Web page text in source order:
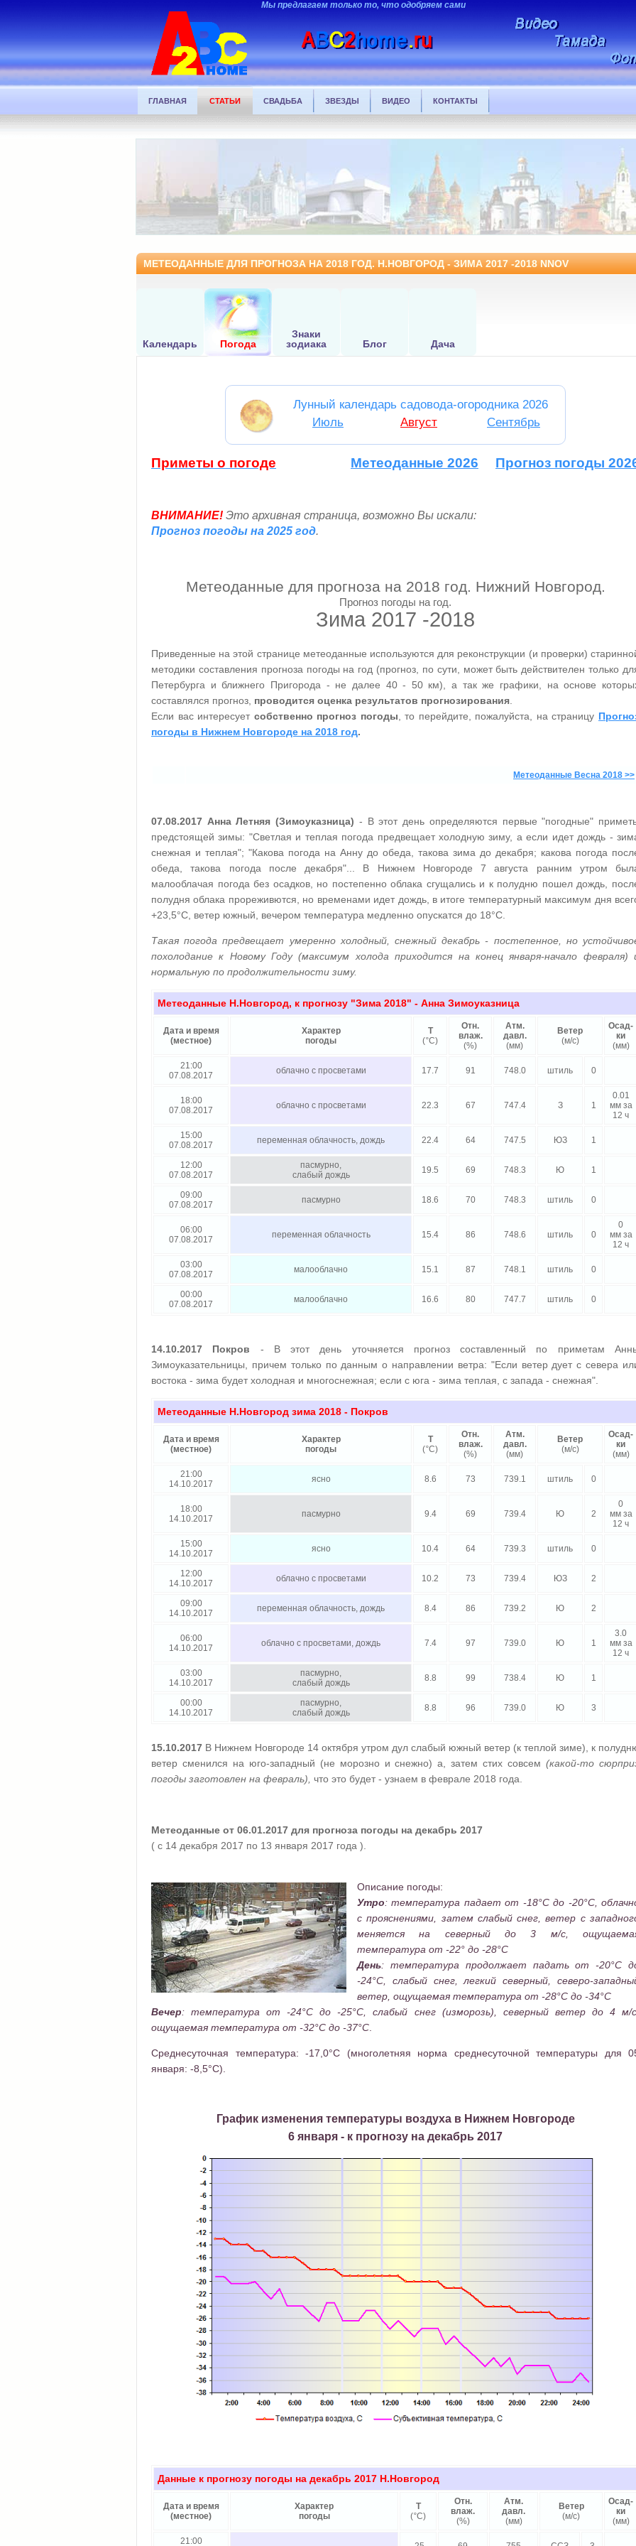
Мы предлагаем только то, что одобряем сами
ГЛАВНАЯ СТАТЬИ СВАДЬБА ЗВЕЗДЫ ВИДЕО КОНТАКТЫ
МЕТЕОДАННЫЕ ДЛЯ ПРОГНОЗА НА 2018 ГОД. Н.НОВГОРОД - ЗИМА 2017 -2018 NNOV
Календарь Погода
Знаки
зодиака
Блог Дача
Лунный календарь садовода-огородника 2026
Июль
Август Сентябрь
Приметы о погоде Метеоданные 2026 Прогноз погоды
ВНИМАНИЕ! Это архивная страница, возможно Вы искали:
Прогноз погоды на 2025 год.
Метеоданные для прогноза на 2018 год. Нижний Новгород.
Прогноз погоды на год.
Зима 2017 -2018
Приведенные на этой странице метеоданные используются для реконструкции (и проверки)
методики составления прогноза погоды на год (прогноз, по сути, может быть действителен только
Петербурга и ближнего Пригорода - не далее 40 - 50 км), а так же графики, на основе
составлялся прогноз, проводится оценка результатов прогнозирования
Если вас интересует собственно прогноз погоды , то перейдите, пожалуйста, на страницу
погоды в Нижнем Новгороде на 2018 год.
Метеоданные Весна 2018 >>
07.08.2017 Анна Летняя (Зимоуказница) - В этот день определяются первые "погодные"
предстоящей зимы: "Светлая и теплая погода предвещает холодную зиму, а если идет дождь -
снежная и теплая"; "Какова погода на Анну до обеда, такова зима до декабря; какова погода
обеда, такова погода после декабря"... В Нижнем Новгороде 7 августа ранним утром
малооблачая погода без осадков, но постепенно облака сгущались и к полудню пошел дождь,
полудня облака прореживются, но временами идет дождь, в итоге температурный максимум дня
+23,5°C, ветер южный, вечером температура медленно опускатся до 18°С.
Такая погода предвещает умеренно холодный, снежный декабрь - постепенное, но
похолодание к Новому Году (максимум холода приходится на конец января-начало февраля)
нормальную по продолжительности зиму.
Метеоданные Н.Новгород, к прогнозу "Зима 2018" - Анна Зимоуказница
Дата и время
(местное)
Характер
погоды
Т
(°C)
Отн.
влаж.
(%)
Атм.
давл.
(мм)
Ветер
(м/с)
Осад-
ки
(мм)
21:00
07.08.2017
облачно с просветами 17.7 91 748.0 штиль 0
18:00
07.08.2017
облачно с просветами 22.3 67 747.4 З 1
0.01
мм за
12 ч
15:00
07.08.2017
переменная облачность, дождь 22.4 64 747.5 ЮЗ 1
12:00
07.08.2017
пасмурно,
слабый дождь
19.5 69 748.3 Ю 1
09:00
07.08.2017
пасмурно 18.6 70 748.3 штиль 0
06:00
07.08.2017
переменная облачность 15.4 86 748.6 штиль 0
0
мм за
12 ч
03:00
07.08.2017
малооблачно 15.1 87 748.1 штиль 0
00:00
07.08.2017
малооблачно 16.6 80 747.7 штиль 0
14.10.2017 Покров - В этот день уточняется прогноз составленный по приметам
Зимоуказательницы, причем только по данным о направлении ветра: "Если ветер дует с севера
востока - зима будет холодная и многоснежная; если с юга - зима теплая, с запада - снежная".
Метеоданные Н.Новгород зима 2018 - Покров
Дата и время
(местное)
Характер
погоды
Т
(°C)
Отн.
влаж.
(%)
Атм.
давл.
(мм)
Ветер
(м/с)
Осад-
ки
(мм)
21:00
14.10.2017
ясно 8.6 73 739.1 штиль 0
18:00
14.10.2017
пасмурно 9.4 69 739.4 Ю 2
0
мм за
12 ч
15:00
14.10.2017
ясно 10.4 64 739.3 штиль 0
12:00
14.10.2017
облачно с просветами 10.2 73 739.4 ЮЗ 2
09:00
14.10.2017
переменная облачность, дождь 8.4 86 739.2 Ю 2
06:00
14.10.2017
облачно с просветами, дождь 7.4 97 739.0 Ю 1
3.0
мм за
12 ч
03:00
14.10.2017
пасмурно,
слабый дождь
8.8 99 738.4 Ю 1
00:00
14.10.2017
пасмурно,
слабый дождь
8.8 96 739.0 Ю 3
15.10.2017 В Нижнем Новгороде 14 октября утром дул слабый южный ветер (к теплой зиме), к
ветер сменился на юго-западный (не морозно и снежно) а, затем стих совсем (какой-то
погоды заготовлен на февраль), что это будет - узнаем в феврале 2018 года.
Метеоданные от 06.01.2017 для прогноза погоды на декабрь 2017
( с 14 декабря 2017 по 13 января 2017 года ).
Описание погоды:
Утро: температура падает от -18°C до -20°C,
с прояснениями, затем слабый снег, ветер с
меняется на северный до 3 м/с,
температура от -22° до -28°C
День: температура продолжает падать от -20°C
-24°C, слабый снег, легкий северный, северо-
ветер, ощущаемая температура от -28°C до -34°C
Вечер: температура от -24°C до -25°C, слабый снег (изморозь), северный ветер до 4 м/
ощущаемая температура от -32°C до -37°C
Среднесуточная температура: -17,0°C (многолетняя норма среднесуточной температуры для
января: -8,5°C).
График изменения температуры воздуха в Нижнем Новгороде
6 января - к прогнозу на декабрь 2017
Данные к прогнозу погоды на декабрь 2017 Н.Новгород
Дата и время
(местное)
Характер
погоды
Т
(°C)
Отн.
влаж.
(%)
Атм.
давл.
(мм)
Ветер
(м/с)
Осад-
ки
(мм)
21:00